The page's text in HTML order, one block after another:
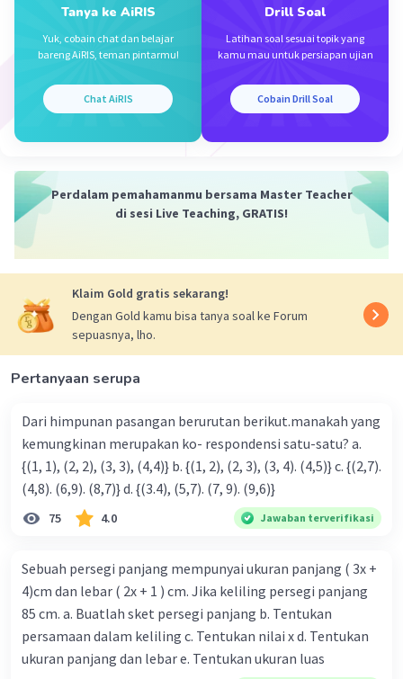
Beri Rating·0.0
Tanya ke AiRIS
Yuk, cobain chat dan belajar
bareng AiRIS, teman pintarmu!
Chat AiRIS
Drill Soal
Latihan soal sesuai topik yang
kamu mau untuk persiapan ujian
Cobain Drill Soal
Perdalam pemahamanmu bersama Master Teacher
di sesi Live Teaching, GRATIS!
Klaim Gold gratis sekarang!
Dengan Gold kamu bisa tanya soal ke Forum
sepuasnya, lho.
Pertanyaan serupa
Dari himpunan pasangan berurutan berikut.manakah yang
kemungkinan merupakan ko- respondensi satu-satu? a.
{(1, 1), (2, 2), (3, 3), (4,4)} b. {(1, 2), (2, 3), (3, 4). (4,5)} c. {(2,7).
(4,8). (6,9). (8,7)} d. {(3.4), (5,7). (7, 9). (9,6)}
75 4.0 Jawaban terverifikasi
Sebuah persegi panjang mempunyai ukuran panjang ( 3x +
4)cm dan lebar ( 2x + 1 ) cm. Jika keliling persegi panjang
85 cm. a. Buatlah sket persegi panjang b. Tentukan
persamaan dalam keliling c. Tentukan nilai x d. Tentukan
ukuran panjang dan lebar e. Tentukan ukuran luas